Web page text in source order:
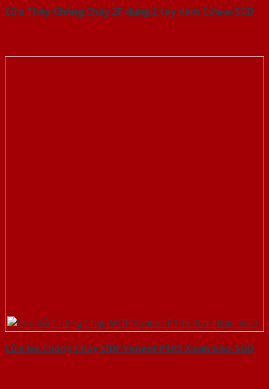
Cửa Thép Chống Cháy 2P dung 2 tay nam Cửa-a-SGD
Cửa Gỗ Chống Cháy MDF Veneer P1R5 Xoan Đào-SGD